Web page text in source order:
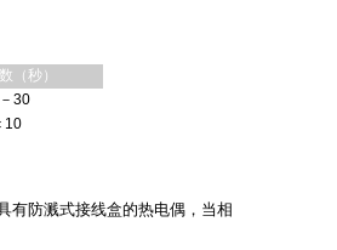
（秒）
30
10
防溅式接线盒的热电偶，当相